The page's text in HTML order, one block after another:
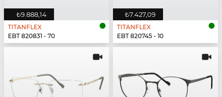
₺9.888,14
TITANFLEX
EBT 820831 - 70
₺7.427,09
TITANFLEX
EBT 820745 - 10